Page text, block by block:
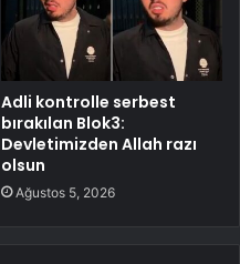
Adli kontrolle serbest
bırakılan Blok3:
Devletimizden Allah razı
olsun
Ağustos 5, 2026